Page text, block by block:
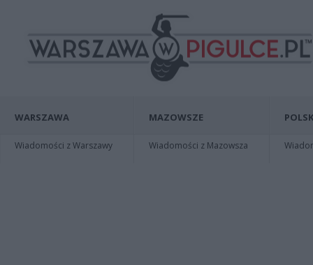
WARSZAWA
Wiadomości z Warszawy
MAZOWSZE
Wiadomości z Mazowsza